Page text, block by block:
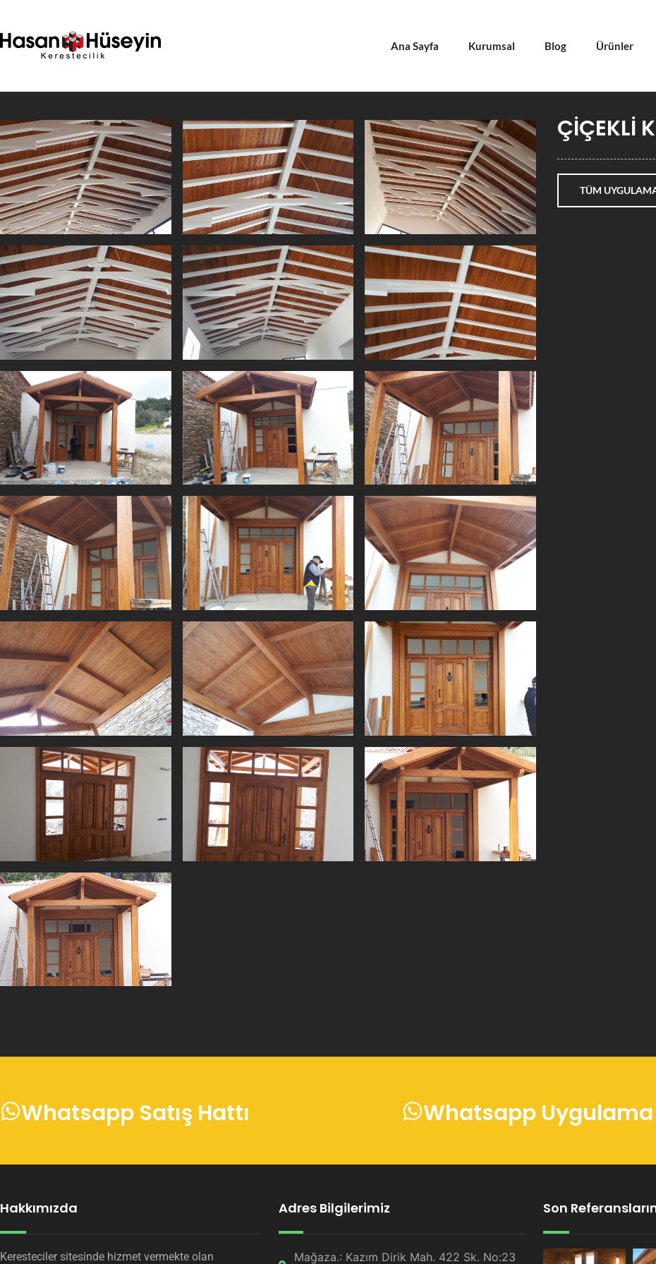
Ana Sayfa Kurumsal Blog Ürünler
ÇİÇEKLİ
TÜM
Whatsapp Satış Hattı Whatsapp Uygulama
Hakkımızda
Keresteciler sitesinde hizmet vermekte olan
Adres Bilgilerimiz
Mağaza.: Kazım Dirik Mah. 422 Sk. No:23
Son